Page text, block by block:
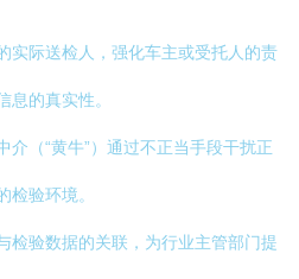
实际送检人，强化车主或受托人的责
息的真实性。
介（“黄牛”）通过不正当手段干扰正
检验环境。
检验数据的关联，为行业主管部门提